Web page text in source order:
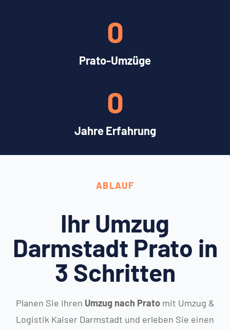
Prato-Umzüge
0
Jahre Erfahrung
0
ABLAUF
Ihr Umzug
Darmstadt Prato in
3 Schritten
Planen Sie Ihren Umzug nach Pratomit Umzug &
Logistik Kaiser Darmstadt und erleben Sie einen